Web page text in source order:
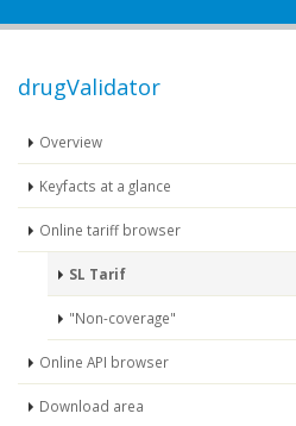
drugValidator
Overview
Keyfacts at a glance
Online tariff browser
SL Tarif
"Non-coverage"
Online API browser
Download area